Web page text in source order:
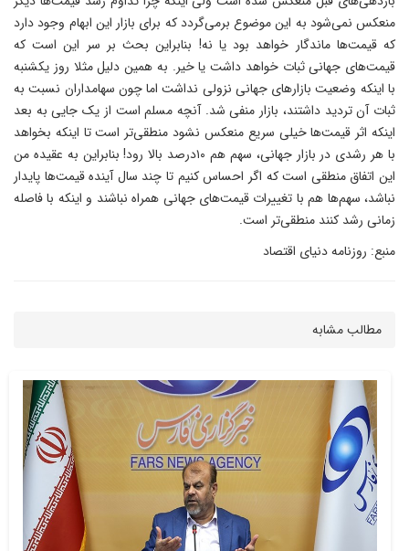
منعکس نمی‌شود به این موضوع برمی‌گردد که برای بازار این ابهام وجود دارد
که قیمت‌ها ماندگار خواهد بود یا نه! بنابراین بحث بر سر این است که
قیمت‌های جهانی ثبات خواهد داشت یا خیر. به همین دلیل مثلا روز یکشنبه
با اینکه وضعیت بازارهای جهانی نزولی نداشت اما چون سهامداران نسبت به
ثبات آن تردید داشتند، بازار منفی شد. آنچه مسلم است از یک جایی به بعد
اینکه اثر قیمت‌ها خیلی سریع منعکس نشود منطقی‌تر است تا اینکه بخواهد
با هر رشدی در بازار جهانی، سهم‌ هم ۱۰‌درصد بالا رود! بنابراین به عقیده من
این اتفاق منطقی است که اگر احساس کنیم تا چند سال آینده قیمت‌ها پایدار
نباشد، سهم‌ها هم با تغییرات قیمت‌های جهانی همراه نباشند و اینکه با فاصله
زمانی رشد کنند منطقی‌تر است.
منبع: روزنامه دنیای اقتصاد
مطالب مشابه